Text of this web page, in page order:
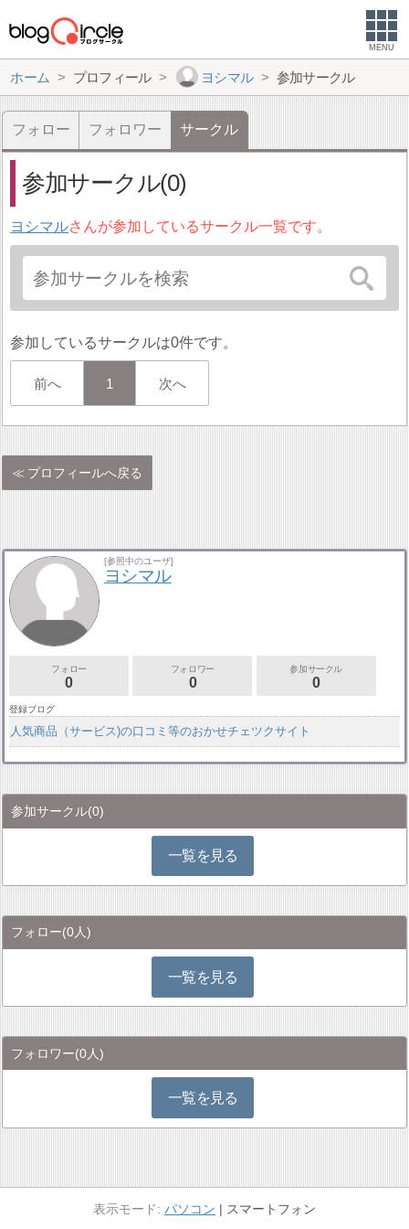
MENU
ホーム プロフィール ヨシマル 参加サークル
フォロー フォロワー サークル
参加サークル(0)
ヨシマルさんが参加しているサークル一覧です。
参加しているサークルは0件です。
前へ 1 次へ
プロフィールへ戻る
[参照中のユーザ]
ヨシマル
フォロー
0
フォロワー
0
参加サークル
0
登録ブログ
人気商品（サービス)の口コミ等のおかせチェツクサイト
参加サークル(0)
一覧を見る
フォロー(0人)
一覧を見る
フォロワー(0人)
一覧を見る
パソコン スマートフォン